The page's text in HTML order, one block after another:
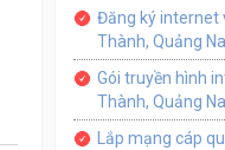
Đăng ký internet
Thành, Quảng
Gói truyền hình
Thành, Quảng
Lắp mạng cáp